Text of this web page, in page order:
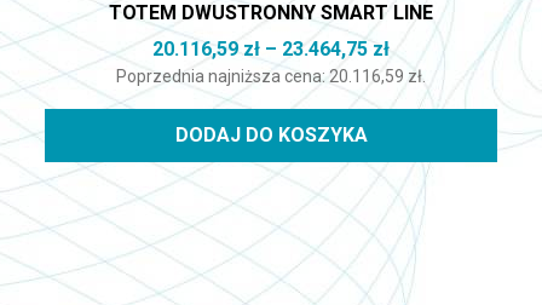
TOTEM DWUSTRONNY SMART LINE
20.116,59 zł – 23.464,75złZakres cen: od
Poprzednia najniższa cena: 20.116,59 zł
DODAJ DO KOSZYKA